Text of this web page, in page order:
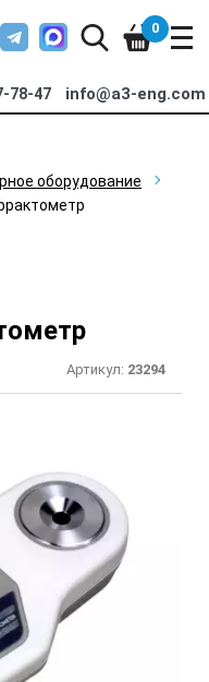
78-47 info@a3-eng.com
0
оборудование
Артикул: 23294